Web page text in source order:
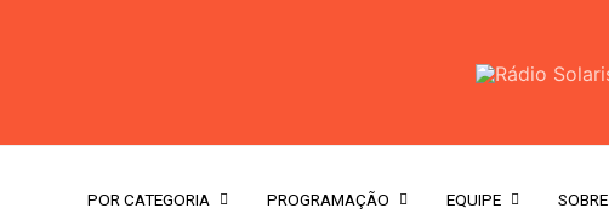
POR CATEGORIA PROGRAMAÇÃO EQUIPE SOBRE